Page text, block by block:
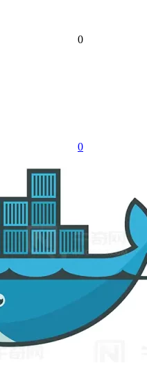
0
0